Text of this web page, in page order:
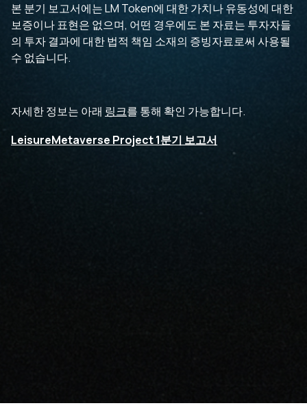
본 분기 보고서에는 LM Token에 대한 가치나 유동성에 대한
보증이나 표현은 없으며, 어떤 경우에도 본 자료는 투자자들
의 투자 결과에 대한 법적 책임 소재의 증빙자료로써 사용될
수 없습니다.
자세한 정보는 아래 링크를 통해 확인 가능합니다.
LeisureMetaverse Project 1분기 보고서